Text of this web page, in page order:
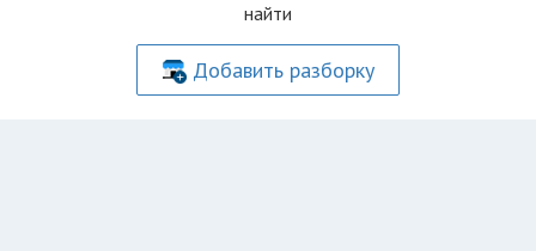
найти
Добавить разборку